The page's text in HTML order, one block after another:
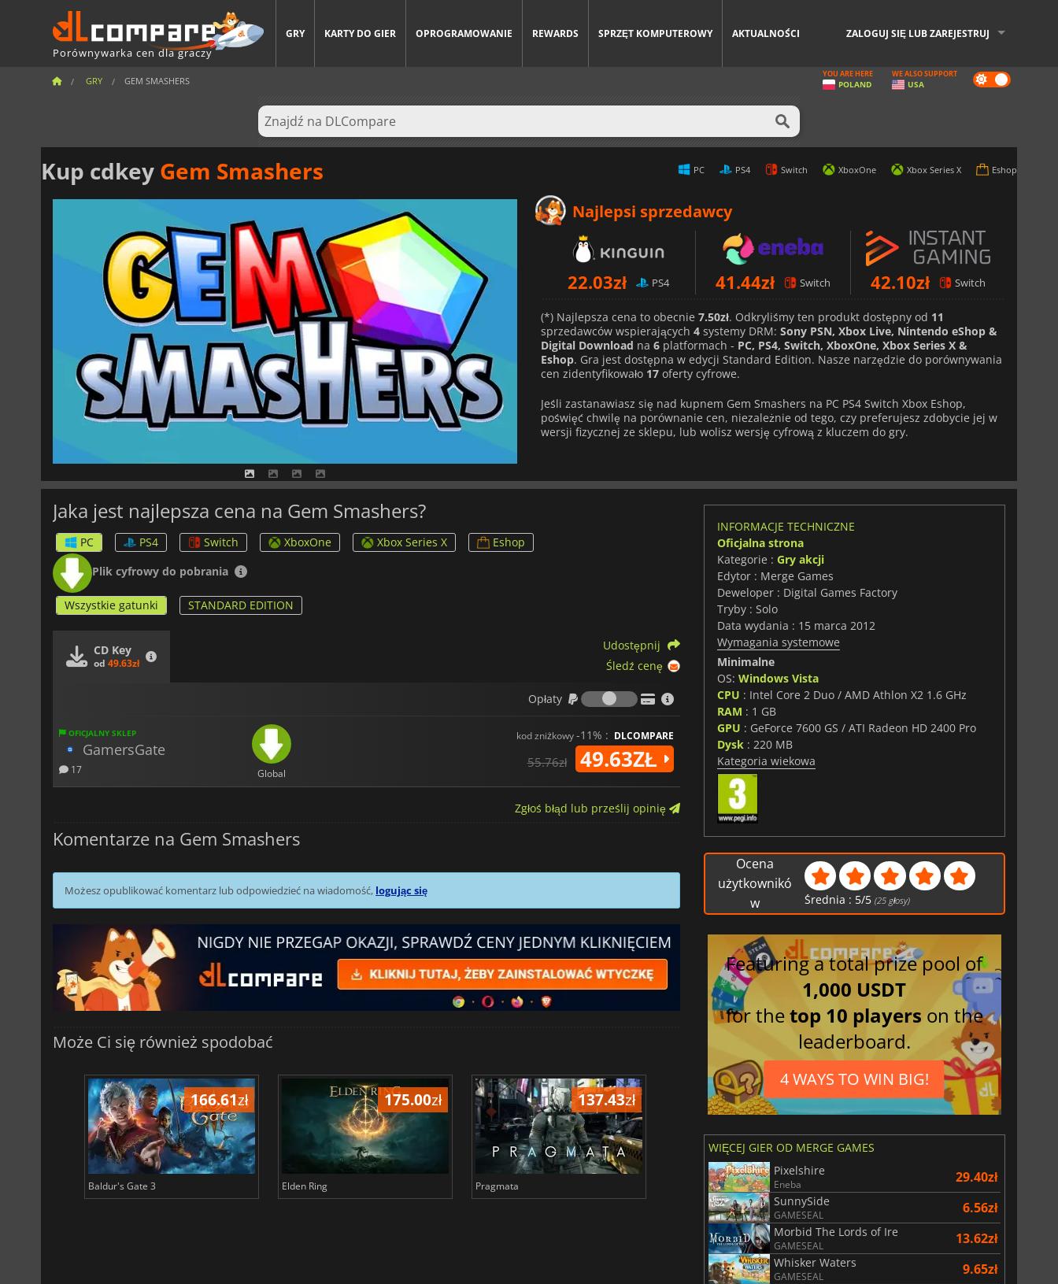
Porównywarka cen dla graczy
GRY KARTY DO GIER OPROGRAMOWANIE REWARDS SPRZĘT KOMPUTEROWY AKTUALNOŚCI ZALOGUJ SIĘ LUB ZAREJESTRUJ
GRY GEM SMASHERS Dark
mode
YOU ARE HERE
POLAND
WE ALSO SUPPORT
USA
Kup cdkey Gem Smashers PC PS4 Switch XboxOne Xbox Series X Eshop
Najlepsi sprzedawcy
22.03zł PS4 41.44zł Switch 42.10zł Switch
(*) Najlepsza cena to obecnie 7.50zł. Odkryliśmy ten produkt dostępny od 11
sprzedawców wspierających 4 systemy DRM: Sony PSN, Xbox Live, Nintendo eShop &
Digital Download na 6 platformach - PC, PS4, Switch, XboxOne, Xbox Series X &
Eshop. Gra jest dostępna w edycji Standard Edition. Nasze narzędzie do porównywania
cen zidentyfikowało 17 oferty cyfrowe.
Jeśli zastanawiasz się nad kupnem Gem Smashers na PC PS4 Switch Xbox Eshop,
poświęć chwilę na porównanie cen, niezależnie od tego, czy preferujesz zdobycie jej w
wersji fizycznej ze sklepu, lub wolisz wersję cyfrową z kluczem do gry.
Jaka jest najlepsza cena na Gem Smashers?
PC PS4 Switch XboxOne Xbox Series X
Eshop
Plik cyfrowy do pobrania
Wszystkie gatunki STANDARD EDITION
CD Key
od 49.63zł
Udostępnij
Śledź cenę
Opłaty
Opłaty
OFICJALNY SKLEP
GamersGate
17 Global
kod zniżkowy-11% : DLCOMPARE
55.76zł 49.63ZŁ
Zgłoś błąd lub prześlij opinię
Komentarze na Gem Smashers
Możesz opublikować komentarz lub odpowiedzieć na wiadomość, logując się
Może Ci się również spodobać
166.61zł
Baldur's Gate 3
175.00zł
Elden Ring
137.43zł
Pragmata
29.06zł
Total War WARHAMMER 3
66.66
INFORMACJE TECHNICZNE
Oficjalna strona
Kategorie : Gry akcji
Edytor : Merge Games
Deweloper : Digital Games Factory
Tryby : Solo
Data wydania : 15 marca 2012
Wymagania systemowe
Minimalne
OS: Windows Vista
CPU : Intel Core 2 Duo / AMD Athlon X2 1.6 GHz
RAM : 1 GB
GPU : GeForce 7600 GS / ATI Radeon HD 2400 Pro
Dysk: 220 MB
Kategoria wiekowa
Ocena
użytkownikó
w
Średnia : 5/5 (25 głosy)
Featuring a total prize pool of
1,000 USDT
for thetop 10 players on the
leaderboard.
4 WAYS TO WIN BIG!
WIĘCEJ GIER OD MERGE GAMES
Pixelshire
Eneba 29.40zł
SunnySide
GAMESEAL 6.56zł
Morbid The Lords of Ire
GAMESEAL 13.62zł
Whisker Waters
GAMESEAL 9.65zł